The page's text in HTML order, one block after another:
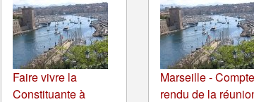
Faire vivre la
Constituante à
Marseille - Compte
rendu de la